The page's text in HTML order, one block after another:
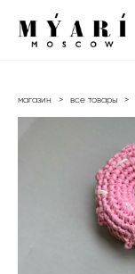
магазин > все товары >